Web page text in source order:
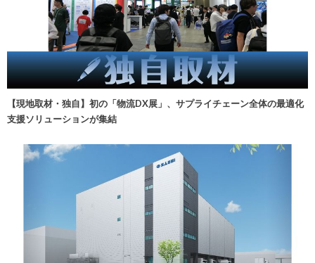
【現地取材・独自】初の「物流DX展」、サプライチェーン全体の最適化
支援ソリューションが集結